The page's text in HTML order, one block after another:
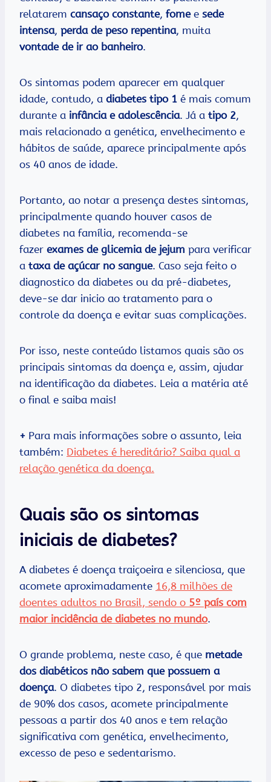
relatarem cansaço constante, fome e sede
intensa, perda de peso repentina, muita
vontade de ir ao banheiro.
Os sintomas podem aparecer em qualquer
idade, contudo, a diabetes tipo 1 é mais comum
durante a infância e adolescência. Já a tipo 2,
mais relacionado a genética, envelhecimento e
hábitos de saúde, aparece principalmente após
os 40 anos de idade.
Portanto, ao notar a presença destes sintomas,
principalmente quando houver casos de
diabetes na família, recomenda-se
fazer exames de glicemia de jejum para verificar
a taxa de açúcar no sangue. Caso seja feito o
diagnostico da diabetes ou da pré-diabetes,
deve-se dar inicio ao tratamento para o
controle da doença e evitar suas complicações.
Por isso, neste conteúdo listamos quais são os
principais sintomas da doença e, assim, ajudar
na identificação da diabetes. Leia a matéria até
o final e saiba mais!
+ Para mais informações sobre o assunto, leia
também: Diabetes é hereditário? Saiba qual a
relação genética da doença.
Quais são os sintomas
iniciais de diabetes?
A diabetes é doença traiçoeira e silenciosa, que
acomete aproximadamente 16,8 milhões de
doentes adultos no Brasil, sendo o 5º país com
maior incidência de diabetes no mundo.
O grande problema, neste caso, é que metade
dos diabéticos não sabem que possuem a
doença. O diabetes tipo 2, responsável por mais
de 90% dos casos, acomete principalmente
pessoas a partir dos 40 anos e tem relação
significativa com genética, envelhecimento,
excesso de peso e sedentarismo.